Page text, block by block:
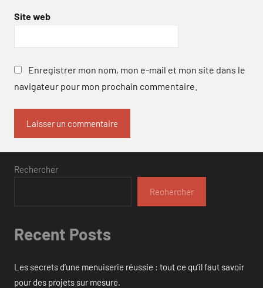
Site web
Enregistrer mon nom, mon e-mail et mon site dans le
navigateur pour mon prochain commentaire.
Rechercher
Rechercher
Recent Posts
Les secrets d’une menuiserie réussie : tout ce qu’il faut savoir
pour des projets sur mesure.